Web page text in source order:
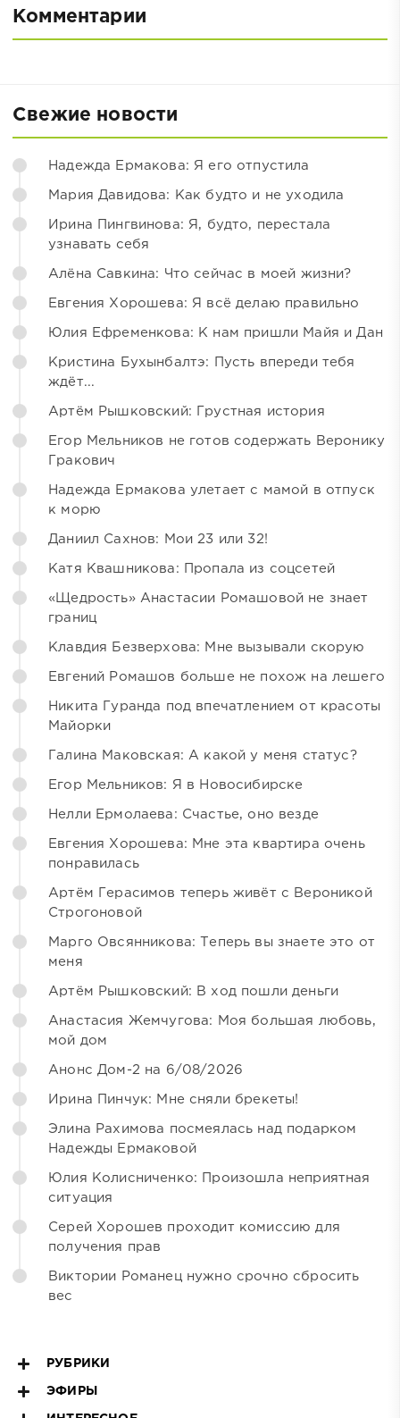
Комментарии
Свежие новости
Надежда Ермакова: Я его отпустила
Мария Давидова: Как будто и не уходила
Ирина Пингвинова: Я, будто, перестала
узнавать себя
Алёна Савкина: Что сейчас в моей жизни?
Евгения Хорошева: Я всё делаю правильно
Юлия Ефременкова: К нам пришли Майя и Дан
Кристина Бухынбалтэ: Пусть впереди тебя
ждёт...
Артём Рышковский: Грустная история
Егор Мельников не готов содержать Веронику
Гракович
Надежда Ермакова улетает с мамой в отпуск
к морю
Даниил Сахнов: Мои 23 или 32!
Катя Квашникова: Пропала из соцсетей
«Щедрость» Анастасии Ромашовой не знает
границ
Клавдия Безверхова: Мне вызывали скорую
Евгений Ромашов больше не похож на лешего
Никита Гуранда под впечатлением от красоты
Майорки
Галина Маковская: А какой у меня статус?
Егор Мельников: Я в Новосибирске
Нелли Ермолаева: Счастье, оно везде
Евгения Хорошева: Мне эта квартира очень
понравилась
Артём Герасимов теперь живёт с Вероникой
Строгоновой
Марго Овсянникова: Теперь вы знаете это от
меня
Артём Рышковский: В ход пошли деньги
Анастасия Жемчугова: Моя большая любовь,
мой дом
Анонс Дом-2 на 6/08/2026
Ирина Пинчук: Мне сняли брекеты!
Элина Рахимова посмеялась над подарком
Надежды Ермаковой
Юлия Колисниченко: Произошла неприятная
ситуация
Серей Хорошев проходит комиссию для
получения прав
Виктории Романец нужно срочно сбросить
вес
РУБРИКИ
ЭФИРЫ